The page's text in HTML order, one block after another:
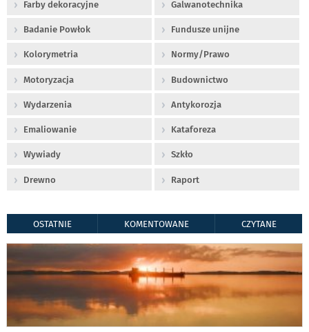
Farby dekoracyjne Galwanotechnika
Badanie Powłok Fundusze unijne
Kolorymetria Normy/Prawo
Motoryzacja Budownictwo
Wydarzenia Antykorozja
Emaliowanie Kataforeza
Wywiady Szkło
Drewno Raport
OSTATNIE KOMENTOWANE CZYTANE